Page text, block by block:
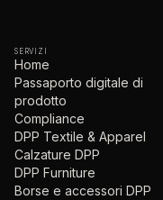
SERVIZI
Home
Passaporto digitale di
prodotto
Compliance
DPP Textile & Apparel
Calzature DPP
DPP Furniture
Borse e accessori DPP